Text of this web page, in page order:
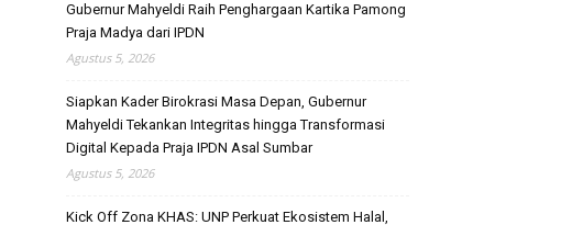
Gubernur Mahyeldi Raih Penghargaan Kartika Pamong
Praja Madya dari IPDN
Agustus 5, 2026
Siapkan Kader Birokrasi Masa Depan, Gubernur
Mahyeldi Tekankan Integritas hingga Transformasi
Digital Kepada Praja IPDN Asal Sumbar
Agustus 5, 2026
Kick Off Zona KHAS: UNP Perkuat Ekosistem Halal,